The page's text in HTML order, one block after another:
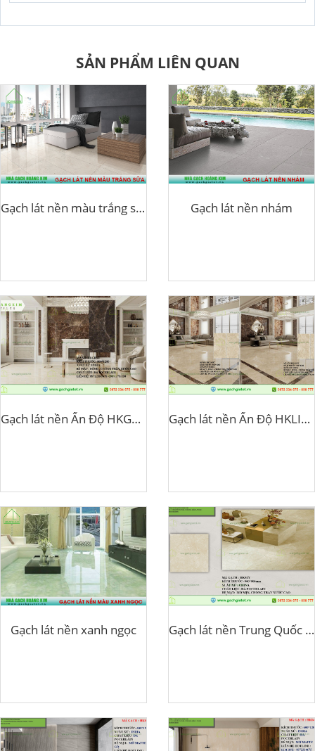
SẢN PHẨM LIÊN QUAN
Gạch lát nền màu trắng sữa Gạch lát nền nhám
Gạch lát nền Ấn Độ HKGRAT Gạch lát nền Ấn Độ HKLIGHT
Gạch lát nền xanh ngọc Gạch lát nền Trung Quốc HK52Y